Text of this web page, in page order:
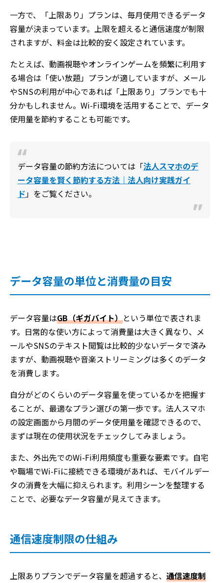
一方で、「上限あり」プランは、毎月使用できるデータ
容量が決まっています。上限を超えると通信速度が制限
されますが、料金は比較的安く設定されています。
たとえば、動画視聴やオンラインゲームを頻繁に利用す
る場合は「使い放題」プランが適していますが、メール
やSNSの利用が中心であれば「上限あり」プランでも十
分かもしれません。Wi-Fi環境を活用することで、データ
使用量を節約することも可能です。
データ容量の節約方法については「法人スマホのデ
ータ容量を賢く節約する方法｜法人向け実践ガイ
ド」をご覧ください。
データ容量の単位と消費量の目安
データ容量はGB（ギガバイト）という単位で表されま
す。日常的な使い方によって消費量は大きく異なり、メ
ールやSNSのテキスト閲覧は比較的少ないデータで済み
ますが、動画視聴や音楽ストリーミングは多くのデータ
を消費します。
自分がどのくらいのデータ容量を使っているかを把握す
ることが、最適なプラン選びの第一歩です。法人スマホ
の設定画面から月間のデータ使用量を確認できるので、
まずは現在の使用状況をチェックしてみましょう。
また、外出先でのWi-Fi利用頻度も重要な要素です。自宅
や職場でWi-Fiに接続できる環境があれば、モバイルデー
タの消費を大幅に抑えられます。利用シーンを整理する
ことで、必要なデータ容量が見えてきます。
通信速度制限の仕組み
上限ありプランでデータ容量を超過すると、 通信速度制